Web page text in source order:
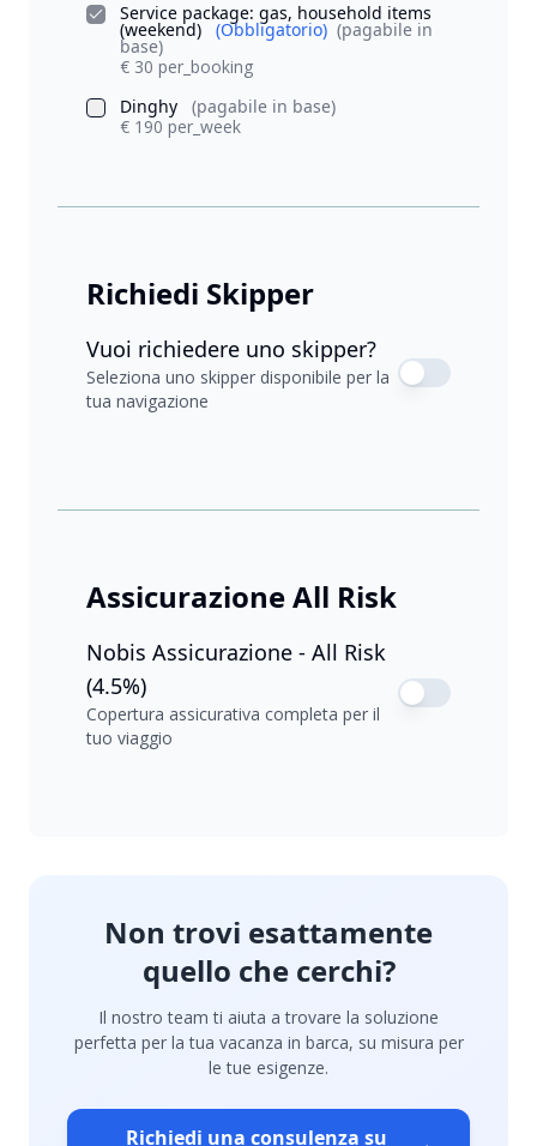
Service package: gas, household items
(weekend) (Obbligatorio) (pagabile in
base)
€ 30 per_booking
Dinghy
(pagabile in base)
€ 190 per_week
Richiedi Skipper
Vuoi richiedere uno skipper?
Seleziona uno skipper disponibile per la
tua navigazione
Assicurazione All Risk
Nobis Assicurazione - All Risk
(4.5%)
Copertura assicurativa completa per il
tuo viaggio
Non trovi esattamente
quello che cerchi?
Il nostro team ti aiuta a trovare la soluzione
perfetta per la tua vacanza in barca, su misura per
le tue esigenze.
Richiedi una consulenza su